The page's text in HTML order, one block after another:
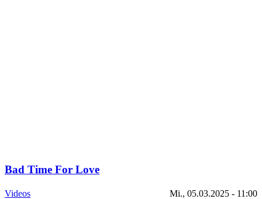
Bad Time For Love
Videos Mi., 05.03.2025 - 11:00